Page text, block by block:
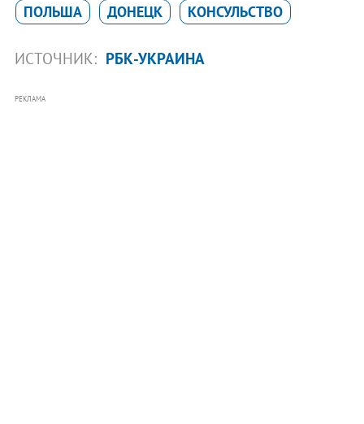
ПОЛЬША ДОНЕЦК КОНСУЛЬСТВО
ИСТОЧНИК: РБК-УКРАИНА
РЕКЛАМА